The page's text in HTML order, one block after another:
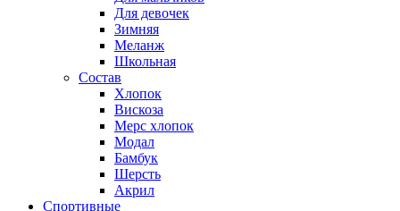
Для девочек
Зимняя
Меланж
Школьная
Состав
Хлопок
Вискоза
Мерс хлопок
Модал
Бамбук
Шерсть
Акрил
Спортивные